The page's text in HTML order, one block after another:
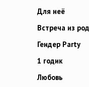
Для неё
Встреча из
Гендер Party
1 годик
Любовь